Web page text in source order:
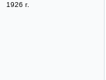
1926 г.